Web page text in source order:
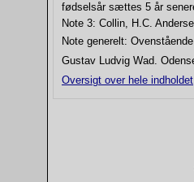
fødselsår sættes 5 år
Note 3: Collin, H.C.
Note generelt:
Gustav Ludvig Wad.
Oversigt over hele indholdet